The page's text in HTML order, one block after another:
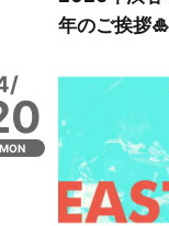
年のご挨拶🎍
MON